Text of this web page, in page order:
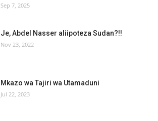
Sep 7, 2025
Je, Abdel Nasser aliipoteza Sudan?!!
Nov 23, 2022
Mkazo wa Tajiri wa Utamaduni
Jul 22, 2023